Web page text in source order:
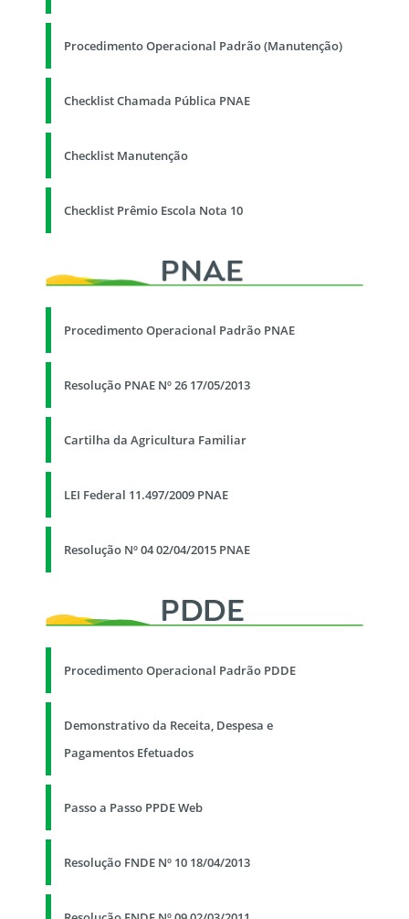
Procedimento Operacional Padrão (Manutenção)
Checklist Chamada Pública PNAE
Checklist Manutenção
Checklist Prêmio Escola Nota 10
Procedimento Operacional Padrão PNAE
Resolução PNAE Nº 26 17/05/2013
Cartilha da Agricultura Familiar
LEI Federal 11.497/2009 PNAE
Resolução Nº 04 02/04/2015 PNAE
Procedimento Operacional Padrão PDDE
Demonstrativo da Receita, Despesa e
Pagamentos Efetuados
Passo a Passo PPDE Web
Resolução FNDE Nº 10 18/04/2013